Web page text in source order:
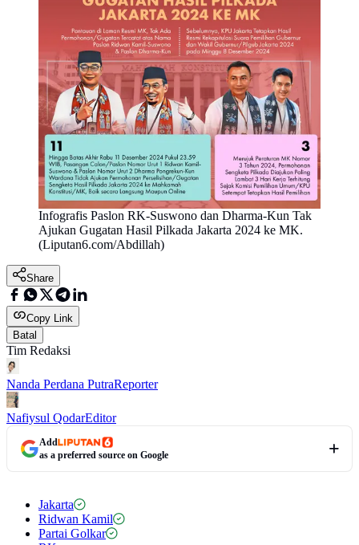
Infografis Paslon RK-Suswono dan Dharma-Kun Tak
Ajukan Gugatan Hasil Pilkada Jakarta 2024 ke MK.
(Liputan6.com/Abdillah)
Share
Copy Link
Batal
Tim Redaksi
Nanda Perdana PutraReporter
Nafiysul QodarEditor
Add
as a preferred source on Google
Jakarta
Ridwan Kamil
Partai Golkar